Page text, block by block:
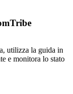
utilizza la guida in
e monitora lo stato